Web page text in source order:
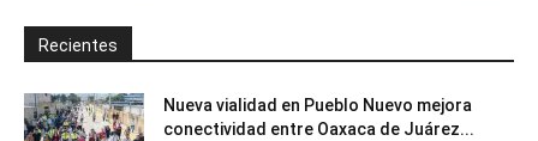
Recientes
Nueva vialidad en Pueblo Nuevo mejora
conectividad entre Oaxaca de Juárez...